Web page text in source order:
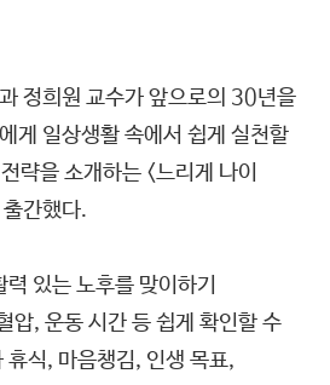
정희원 교수가 앞으로의 30년을
게 일상생활 속에서 쉽게 실천할
략을 소개하는 <느리게 나이
간했다.
있는 노후를 맞이하기
압, 운동 시간 등 쉽게 확인할 수
휴식, 마음챙김, 인생 목표,